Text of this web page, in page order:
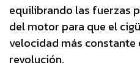
equilibrando las fuerzas
del motor para que el
velocidad más constante
revolución.